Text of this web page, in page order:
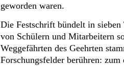
geworden waren.
Die Festschrift bündelt in
von Schülern und Mitarbeitern
Weggefährten des Geehrten
Forschungsfelder berühren: